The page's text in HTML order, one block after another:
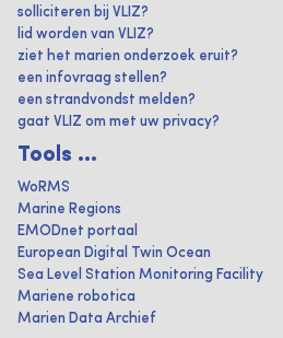
solliciteren bij VLIZ?
lid worden van VLIZ?
ziet het marien onderzoek eruit?
een infovraag stellen?
een strandvondst melden?
gaat VLIZ om met uw privacy?
Tools ...
WoRMS
Marine Regions
EMODnet portaal
European Digital Twin Ocean
Sea Level Station Monitoring Facility
Mariene robotica
Marien Data Archief